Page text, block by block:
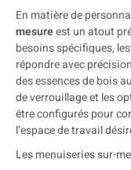
En matière de
mesureest un atout
besoins spécifiques,
répondre avec
des essences de bois
de verrouillage et les
être configurés pour
l’espace de travail
Les menuiseries sur-